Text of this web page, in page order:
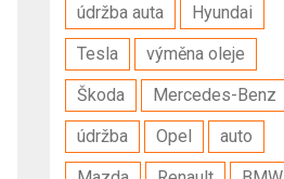
údržba auta
Hyundai
Tesla
výměna oleje
Škoda
Mercedes-Benz
údržba
Opel
auto